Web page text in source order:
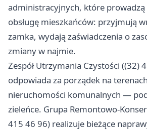
administracyjnych, które prowadzą
obsługę mieszkańców: przyjmują
zamka, wydają zaświadczenia o
zmiany w najmie.
Zespół Utrzymania Czystości ((32)
odpowiada za porządek na
nieruchomości komunalnych —
zieleńce. Grupa Remontowo-
415 46 96) realizuje bieżące